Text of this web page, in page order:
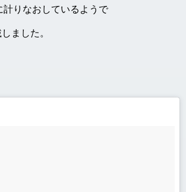
計りなおしているようで
ました。